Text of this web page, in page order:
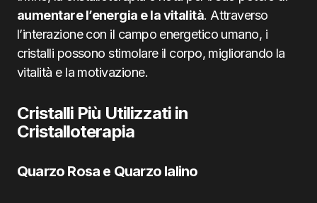
aumentare l’energia e la vitalità. Attraverso
l’interazione con il campo energetico umano, i
cristalli possono stimolare il corpo, migliorando la
vitalità e la motivazione.
Cristalli Più Utilizzati in
Cristalloterapia
Quarzo Rosa e Quarzo Ialino